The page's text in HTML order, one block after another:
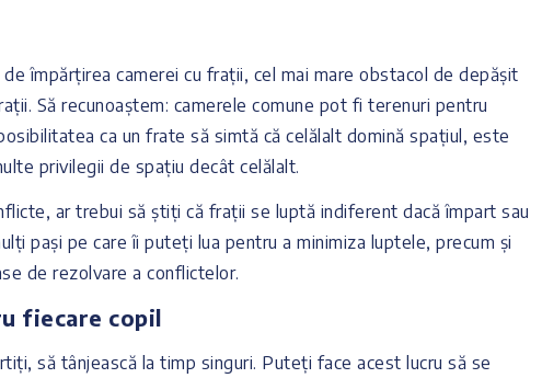
împărțirea camerei cu frații, cel mai mare obstacol de depășit
Să recunoaștem: camerele comune pot fi terenuri pentru
ca un frate să simtă că celălalt domină spațiul, este
privilegii de spațiu decât celălalt.
ar trebui să știți că frații se luptă indiferent dacă împart sau
pași pe care îi puteți lua pentru a minimiza luptele, precum și
de rezolvare a conflictelor.
fiecare copil
să tânjească la timp singuri. Puteți face acest lucru să se